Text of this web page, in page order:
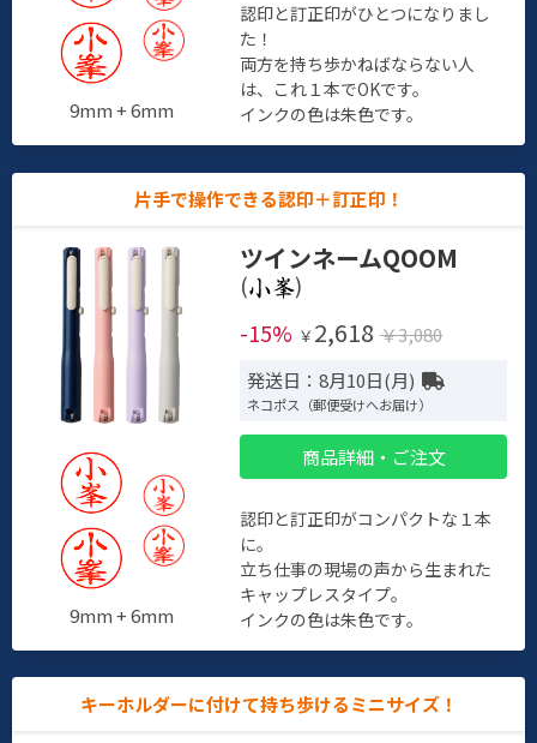
9mm + 6mm
認印と訂正印がひとつになりまし
た！
両方を持ち歩かねばならない人
は、これ１本でOKです。
インクの色は朱色です。
片手で操作できる認印＋訂正印！
9mm + 6mm
ツインネームQOOM
(
)
-15% ￥ 2,618 ￥3,080
発送日：8月10日(月)
ネコポス（郵便受けへお届け）
商品詳細・ご注文
認印と訂正印がコンパクトな１本
に。
立ち仕事の現場の声から生まれた
キャップレスタイプ。
インクの色は朱色です。
キーホルダーに付けて持ち歩けるミニサイズ！